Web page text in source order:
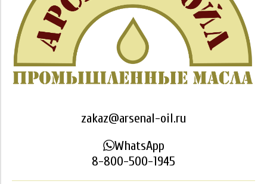
zakaz@arsenal-oil.ru
WhatsApp
8-800-500-1945